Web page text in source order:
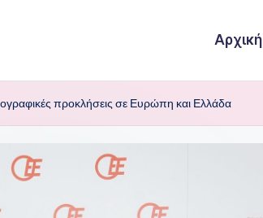
Αρχική
προκλήσεις σε Ευρώπη και Ελλάδα